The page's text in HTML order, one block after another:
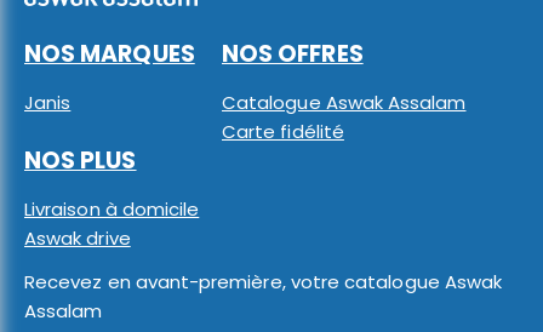
NOS MARQUES
Janis
NOS OFFRES
Catalogue Aswak Assalam
Carte fidélité
NOS PLUS
Livraison à domicile
Aswak drive
Recevez en avant-première, votre catalogue Aswak
Assalam